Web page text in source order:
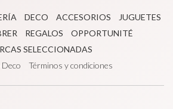
DECO ACCESORIOS
JUGUETES
REGALOS
OPPORTUNITÉ
SELECCIONADAS
Términos y condiciones